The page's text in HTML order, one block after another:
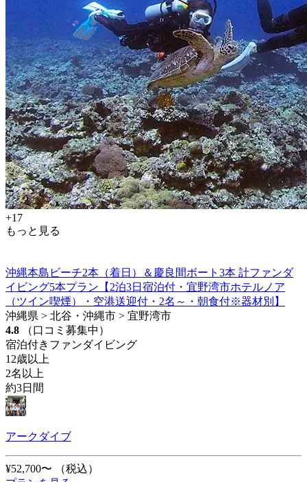
+17
もっと見る
沖縄本島ビーチ2本（着日）＆慶良間ボート3本 計ファンダ
イビング5本プラン【2泊3日宿泊付・宜野湾市ホテルノア
（ツイン喫煙）・空港送迎付・2名～・朝食付※器材別】
沖縄県 > 北谷・沖縄市 > 宜野湾市
4.8
（口コミ募集中）
宿泊付きファンダイビング
12歳以上
2名以上
約3日間
アークダイブ
¥52,700〜
（税込）